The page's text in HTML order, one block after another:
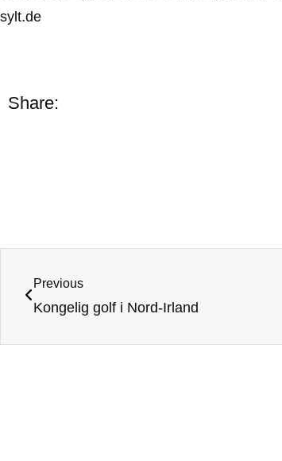
sylt.de
Share:
Previous
Kongelig golf i Nord-Irland